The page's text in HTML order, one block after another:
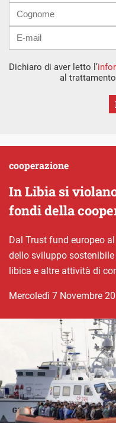
Dichiaro di aver letto l’
al
In Libia si
fondi della
cooperazione
Dal Trust fund europeo
dello sviluppo
libica e altre attività di
mercoledì 7 Novembre